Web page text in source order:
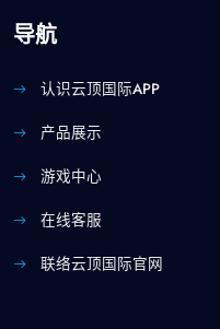
导航
认识云顶国际APP
产品展示
游戏中心
在线客服
联络云顶国际官网